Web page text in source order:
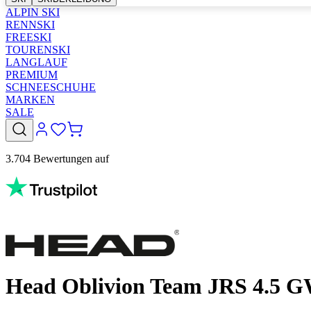
ALPIN SKI
RENNSKI
FREESKI
TOURENSKI
LANGLAUF
PREMIUM
SCHNEESCHUHE
MARKEN
SALE
3.704 Bewertungen auf
Head Oblivion Team JRS 4.5